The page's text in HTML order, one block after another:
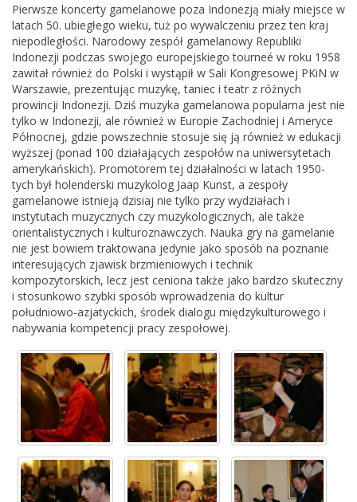
Pierwsze koncerty gamelanowe poza Indonezją miały miejsce w
latach 50. ubiegłego wieku, tuż po wywalczeniu przez ten kraj
niepodległości. Narodowy zespół gamelanowy Republiki
Indonezji podczas swojego europejskiego tourneé w roku 1958
zawitał również do Polski i wystąpił w Sali Kongresowej PKiN w
Warszawie, prezentując muzykę, taniec i teatr z różnych
prowincji Indonezji. Dziś muzyka gamelanowa popularna jest nie
tylko w Indonezji, ale również w Europie Zachodniej i Ameryce
Północnej, gdzie powszechnie stosuje się ją również w edukacji
wyższej (ponad 100 działających zespołów na uniwersytetach
amerykańskich). Promotorem tej działalności w latach 1950-
tych był holenderski muzykolog Jaap Kunst, a zespoły
gamelanowe istnieją dzisiaj nie tylko przy wydziałach i
instytutach muzycznych czy muzykologicznych, ale także
orientalistycznych i kulturoznawczych. Nauka gry na gamelanie
nie jest bowiem traktowana jedynie jako sposób na poznanie
interesujących zjawisk brzmieniowych i technik
kompozytorskich, lecz jest ceniona także jako bardzo skuteczny
i stosunkowo szybki sposób wprowadzenia do kultur
południowo-azjatyckich, środek dialogu międzykulturowego i
nabywania kompetencji pracy zespołowej.